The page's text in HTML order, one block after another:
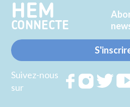
HEM
CONNECTE
Suivez-nous
sur
Rejoignez